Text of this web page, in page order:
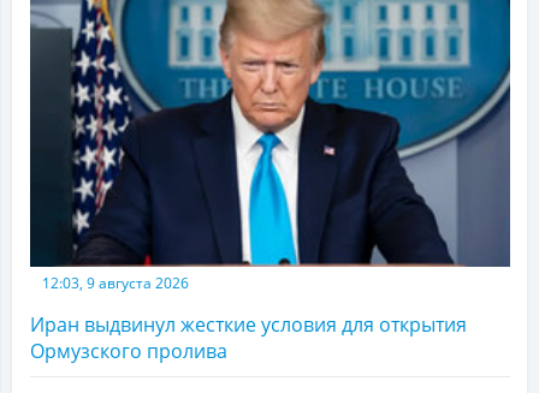
12:03, 9 августа 2026
Иран выдвинул жесткие условия для открытия
Ормузского пролива